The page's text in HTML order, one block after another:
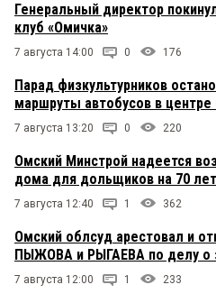
Генеральный директор
клуб «Омичка»
7 августа 14:00 0 176
Парад физкультурников
маршруты автобусов в
7 августа 13:20 0 220
Омский Минстрой надеется
дома для дольщиков на 70 лет
7 августа 12:40 1 362
Омский облсуд арестовал и
ПЫЖОВА и РЫГАЕВА по делу о
7 августа 12:00 1 233